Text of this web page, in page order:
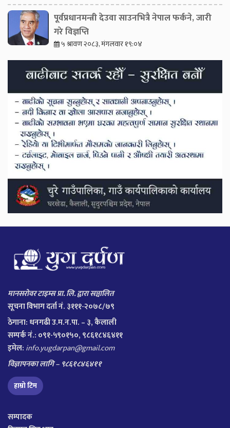
पूर्वप्रधानमन्त्री देउवा साउनभित्रै नेपाल फर्कने, जारी
गरे विज्ञप्ति
५ श्रावण २०८३, मंगलवार १९:०४
मानसरोवर टाइम्स प्रा. लि. द्वारा सञ्चालित
सूचना विभाग दर्ता नं. ३१११-२०७८/७९
ठेगाना: धनगढी उ.म.न.पा. – ३, कैलाली
सम्पर्क नं.: ०९१-५९०१५०, ९८६१८४६४११
इमेल: info.yugdarpan@gmail.com
विज्ञापनका लागि – ९८६१८४६४११
हाम्रो टिम
सम्पादक